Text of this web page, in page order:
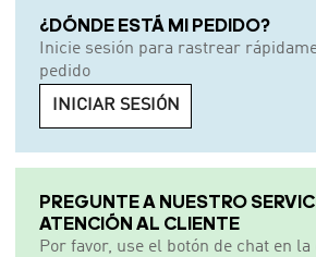
¿DÓNDE ESTÁ MI PEDIDO?
Inicie sesión para rastrear
pedido
INICIAR SESIÓN
PREGUNTE A NUESTRO
ATENCIÓN AL CLIENTE
Por favor, use el botón de chat en la